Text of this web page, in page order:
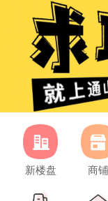
新楼盘 商铺
【王】发布